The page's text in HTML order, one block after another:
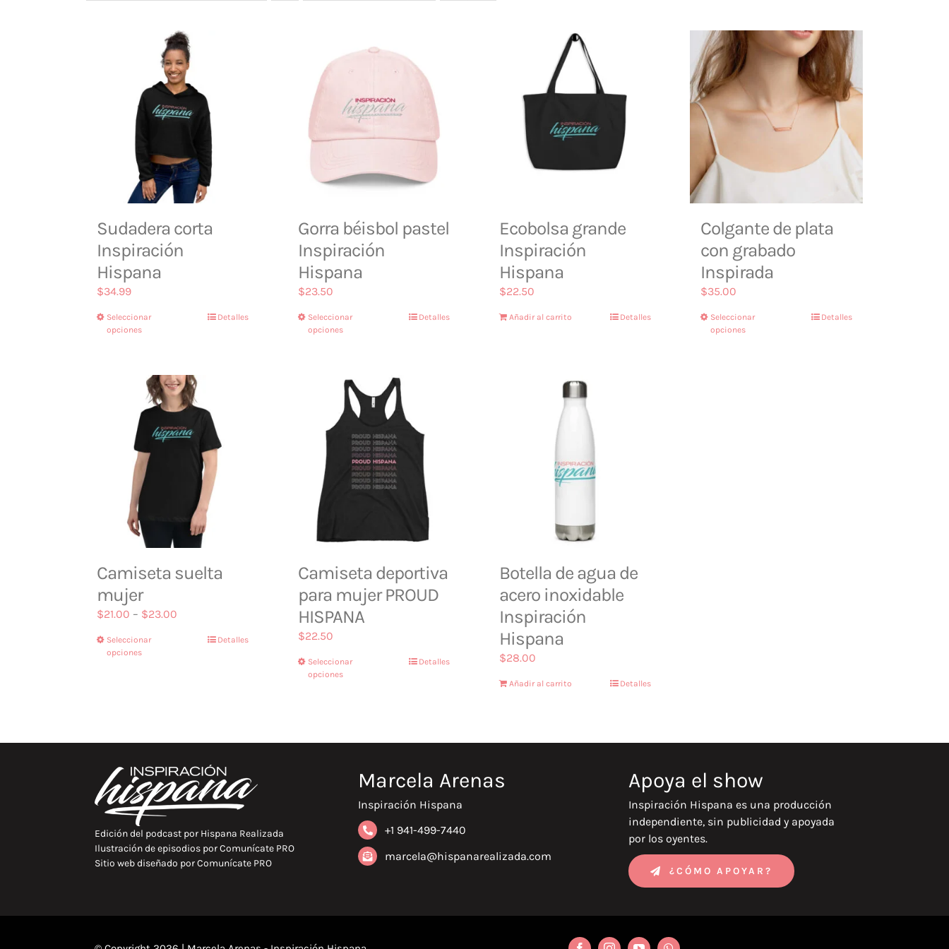
Sudadera corta
Inspiración
Hispana
$34.99
Seleccionar
opciones
Detalles
Gorra béisbol pastel
Inspiración
Hispana
$23.50
Seleccionar
opciones
Detalles
Ecobolsa grande
Inspiración
Hispana
$22.50
Añadir al carrito Detalles
Colgante de plata
con grabado
Inspirada
$35.00
Seleccionar
opciones
Detalles
Camiseta suelta
mujer
$21.00 – $23.00
Seleccionar
opciones
Detalles
Camiseta deportiva
para mujer PROUD
HISPANA
$22.50
Seleccionar
opciones
Detalles
Botella de agua de
acero inoxidable
Inspiración
Hispana
$28.00
Añadir al carrito Detalles
Edición del podcast por Hispana Realizada
Ilustración de episodios porComunícate PRO
Sitio web diseñado porComunícate PRO
Marcela Arenas
Inspiración Hispana
+1 941-499-7440
marcela@hispanarealizada.com
Apoya el show
Inspiración Hispana es una producción
independiente, sin publicidad y apoyada
por los oyentes.
¿CÓMO APOYAR?